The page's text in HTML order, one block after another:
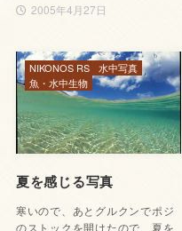
2005年4月27日
夏を感じる写真
寒いので、あとグルクンでポジ
のストックを開けたので、夏を
NIKONOS RS
水中写真
魚・水中生物